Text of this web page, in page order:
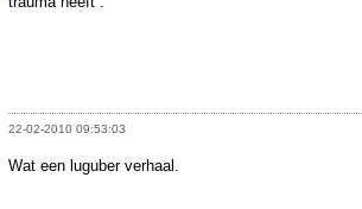
22-02-2010 09:53:03
Wat een luguber verhaal.